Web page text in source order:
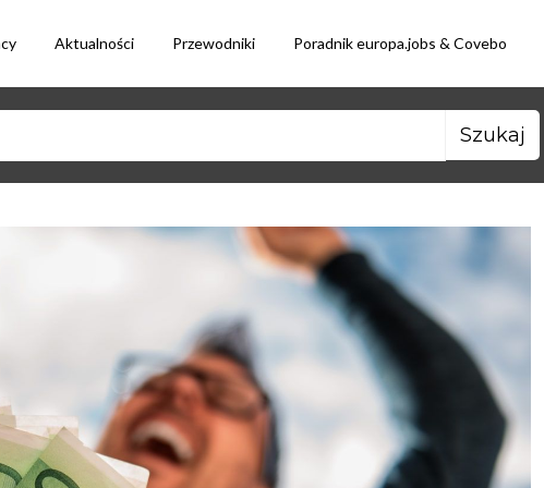
Aktualności Przewodniki Poradnik europa.jobs & Covebo